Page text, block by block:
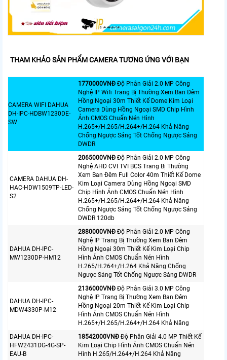
THAM KHẢO SẢN PHẨM CAMERA TƯƠNG ỨNG VỚI BẠN
CAMERA WIFI DAHUA
DH-IPC-HDBW1230DE-
SW
1770000VNÐ Độ Phân Giải 2.0 MP Công
Nghệ IP Wifi Trang Bị Thường Xem Ban Đêm
Hồng Ngoại 30m Thiết Kế Dome Kim Loại
Camera Dùng Hồng Ngoại SMD Chip Hình
Ảnh CMOS Chuẩn Nén Hình
H.265+/H.265/H.264+/H.264 Khả Năng
Chống Ngược Sáng Tốt Chống Ngược Sáng
DWDR
CAMERA DAHUA DH-
HAC-HDW1509TP-LED-
S2
2065000VNÐ Độ Phân Giải 2.0 MP Công
Nghệ AHD CVI TVI BCS Trang Bị Thường
Xem Ban Đêm Full Color 40m Thiết Kế Dome
Kim Loại Camera Dùng Hồng Ngoại SMD
Chip Hình Ảnh CMOS Chuẩn Nén Hình
H.265+/H.265/H.264+/H.264 Khả Năng
Chống Ngược Sáng Tốt Chống Ngược Sáng
DWDR 120db
DAHUA DH-IPC-
MW1230DP-HM12
2880000VNÐ Độ Phân Giải 2.0 MP Công
Nghệ IP Trang Bị Thường Xem Ban Đêm
Hồng Ngoại 30m Thiết Kế Kim Loại Chip
Hình Ảnh CMOS Chuẩn Nén Hình
H.265/H.264+/H.264 Khả Năng Chống
Ngược Sáng Tốt Chống Ngược Sáng DWDR
DAHUA DH-IPC-
MDW4330P-M12
2136000VNÐ Độ Phân Giải 3.0 MP Công
Nghệ IP Trang Bị Thường Xem Ban Đêm
Hồng Ngoại 20m Thiết Kế Kim Loại Chip
Hình Ảnh CMOS Chuẩn Nén Hình
H.265+/H.265/H.264+/H.264 Khả Năng
DAHUA DH-IPC-
HFW2431DG-4G-SP-
EAU-B
18542000VNÐ Độ Phân Giải 4.0 MP Thiết Kế
Kim Loại Chip Hình Ảnh CMOS Chuẩn Nén
Hình H.265/H.264+/H.264 Khả Năng